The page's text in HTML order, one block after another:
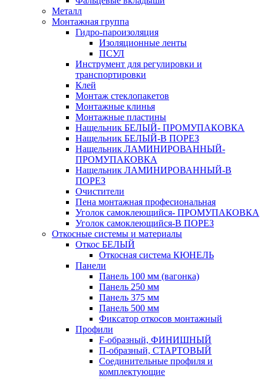
Металл
Монтажная группа
Гидро-пароизоляция
Изоляционные ленты
ПСУЛ
Инструмент для регулировки и
транспортировки
Клей
Монтаж стеклопакетов
Монтажные клинья
Монтажные пластины
Нащельник БЕЛЫЙ- ПРОМУПАКОВКА
Нащельник БЕЛЫЙ-В ПОРЕЗ
Нащельник ЛАМИНИРОВАННЫЙ-
ПРОМУПАКОВКА
Нащельник ЛАМИНИРОВАННЫЙ-В
ПОРЕЗ
Очистители
Пена монтажная професиональная
Уголок самоклеющийся- ПРОМУПАКОВКА
Уголок самоклеющийся-В ПОРЕЗ
Откосные системы и материалы
Откос БЕЛЫЙ
Откосная система КЮНЕЛЬ
Панели
Панель 100 мм (вагонка)
Панель 250 мм
Панель 375 мм
Панель 500 мм
Фиксатор откосов монтажный
Профили
F-образный, ФИНИШНЫЙ
П-образный, СТАРТОВЫЙ
Соединительные профиля и
комплектующие